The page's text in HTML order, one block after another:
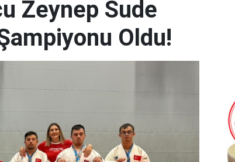
Zeynep Sude
Oldu!